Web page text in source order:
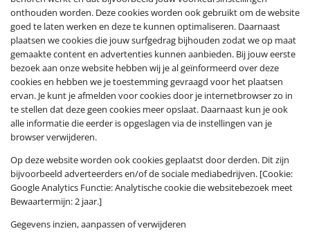
onthouden worden. Deze cookies worden ook gebruikt om de website
goed te laten werken en deze te kunnen optimaliseren. Daarnaast
plaatsen we cookies die jouw surfgedrag bijhouden zodat we op maat
gemaakte content en advertenties kunnen aanbieden. Bij jouw eerste
bezoek aan onze website hebben wij je al geïnformeerd over deze
cookies en hebben we je toestemming gevraagd voor het plaatsen
ervan. Je kunt je afmelden voor cookies door je internetbrowser zo in
te stellen dat deze geen cookies meer opslaat. Daarnaast kun je ook
alle informatie die eerder is opgeslagen via de instellingen van je
browser verwijderen.
Op deze website worden ook cookies geplaatst door derden. Dit zijn
bijvoorbeeld adverteerders en/of de sociale mediabedrijven. [Cookie:
Google Analytics Functie: Analytische cookie die websitebezoek meet
Bewaartermijn: 2 jaar.]
Gegevens inzien, aanpassen of verwijderen